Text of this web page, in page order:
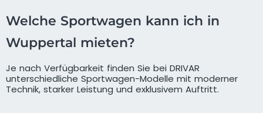
Welche Sportwagen kann ich in
Wuppertal mieten?
Je nach Verfügbarkeit finden Sie bei DRIVAR
unterschiedliche Sportwagen-Modelle mit moderner
Technik, starker Leistung und exklusivem Auftritt.